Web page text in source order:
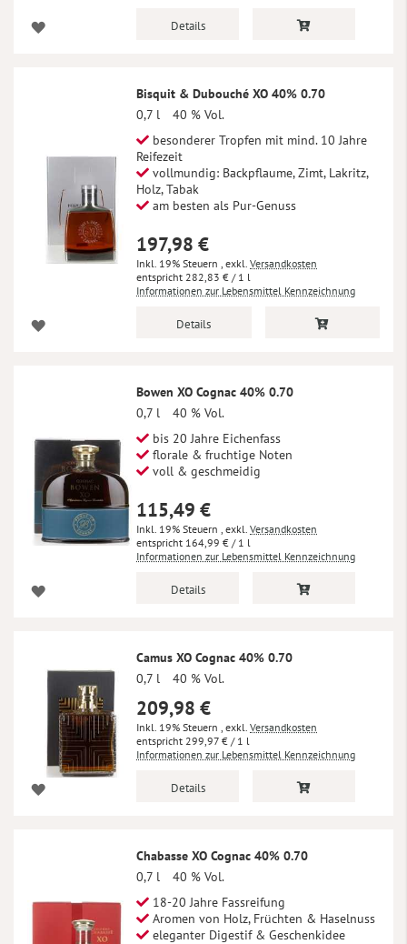
Details
Bisquit & Dubouché XO 40% 0.70
0,7 l
40 % Vol.
besonderer Tropfen mit mind. 10 Jahre
Reifezeit
vollmundig: Backpflaume, Zimt, Lakritz,
Holz, Tabak
am besten als Pur-Genuss
197,98 €
Inkl. 19% Steuern exkl. Versandkosten
282,83 € / 1 l
Informationen zur Lebensmittel Kennzeichnung
Details
Bowen XO Cognac 40% 0.70
0,7 l
40 % Vol.
bis 20 Jahre Eichenfass
florale & fruchtige Noten
voll & geschmeidig
115,49 €
Inkl. 19% Steuern exkl. Versandkosten
164,99 € / 1 l
Informationen zur Lebensmittel Kennzeichnung
Details
Camus XO Cognac 40% 0.70
0,7 l
40 % Vol.
209,98 €
Inkl. 19% Steuern exkl. Versandkosten
299,97 € / 1 l
Informationen zur Lebensmittel Kennzeichnung
Details
Chabasse XO Cognac 40% 0.70
0,7 l
40 % Vol.
18-20 Jahre Fassreifung
Aromen von Holz, Früchten & Haselnuss
eleganter Digestif & Geschenkidee